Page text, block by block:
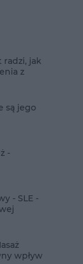
radzi, jak
z
są jego
-
- SLE -
wpływ